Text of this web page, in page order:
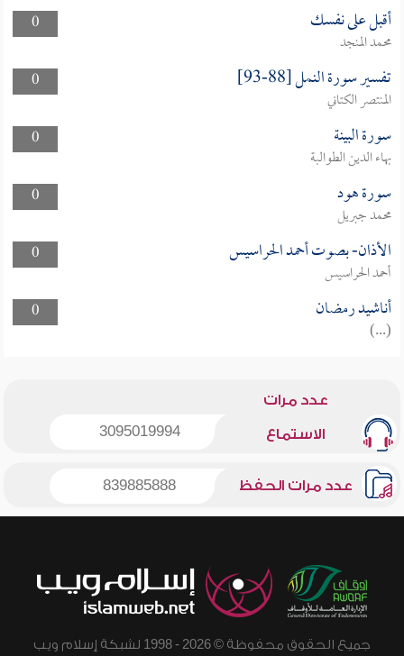
0 أقبل على نفسك
محمد المنجد
0
تفسير سورة النمل [88-93]
المنتصر الكتاني
0
سورة البينة
بهاء الدين الطوالبة
0
سورة هود
محمد جبريل
0
الأذان- بصوت أحمد الحراسيس
أحمد الحراسيس
0
أناشيد رمضان
(...)
عدد مرات
الاستماع 3095019994
عدد مرات الحفظ 839885888
جميع الحقوق محفوظة © 2026 - 1998 لشبكة إسلام ويب